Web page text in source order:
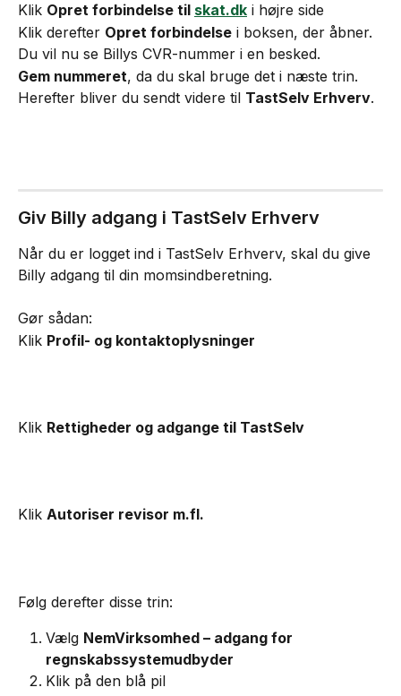
Klik Opret forbindelse til skat.dk i højre side
Klik derefter Opret forbindelse i boksen, der åbner.
Du vil nu se Billys CVR-nummer i en besked.
Gem nummeret, da du skal bruge det i næste trin.
Herefter bliver du sendt videre til TastSelv Erhverv.
Giv Billy adgang i TastSelv Erhverv
Når du er logget ind i TastSelv Erhverv, skal du give
Billy adgang til din momsindberetning.
Gør sådan:
Klik Profil- og kontaktoplysninger
Klik Rettigheder og adgange til TastSelv
Klik Autoriser revisor m.fl.
Følg derefter disse trin:
Vælg NemVirksomhed – adgang for
regnskabssystemudbyder
Klik på den blå pil